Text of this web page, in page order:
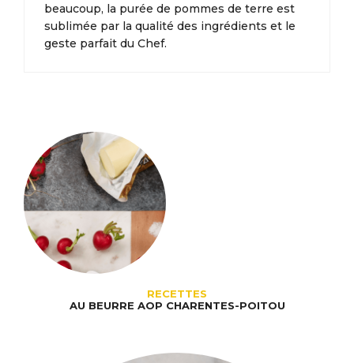
beaucoup, la purée de pommes de terre est
sublimée par la qualité des ingrédients et le
geste parfait du Chef.
RECETTES
AU BEURRE AOP CHARENTES-POITOU